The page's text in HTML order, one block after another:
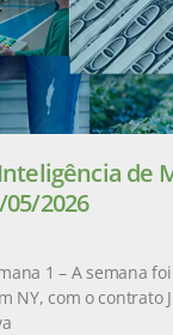
de
2026
1 – A semana
NY, com o contrato